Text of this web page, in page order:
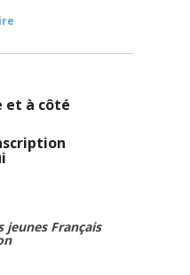
et à côté
jeunes Français